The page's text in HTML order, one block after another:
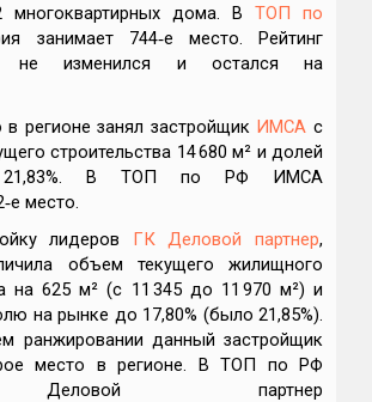
многоквартирных дома. В ТОП по
занимает 744‑е место. Рейтинг
не изменился и остался на
регионе занял застройщик ИМСА с
строительства 14 680 м² и долей
В ТОП по РФ ИМСА
место.
лидеров ГК Деловой партнер,
объем текущего жилищного
на 625 м² (с 11 345 до 11 970 м²) и
на рынке до 17,80% (было 21,85%).
ранжировании данный застройщик
место в регионе. В ТОП по РФ
партнер